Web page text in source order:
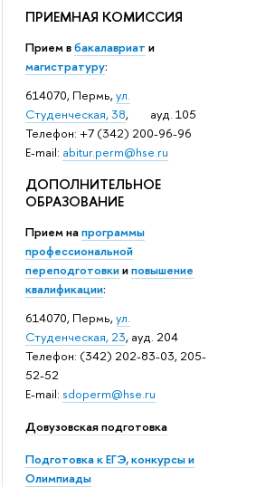
ПРИЕМНАЯ КОМИССИЯ
Прием вбакалавриат и
магистратуру:
614070, Пермь,ул.
Студенческая, 38, ауд. 105
Телефон: +7 (342) 200-96-96
E-mail: abitur.perm@hse.ru
ДОПОЛНИТЕЛЬНОЕ
ОБРАЗОВАНИЕ
Прием напрограммы
профессиональной
переподготовкииповышение
квалификации:
614070, Пермь,ул.
Студенческая, 23, ауд. 204
Телефон: (342) 202-83-03, 205-
52-52
E-mail: sdoperm@hse.ru
Довузовская подготовка
Подготовка к ЕГЭ, конкурсы и
Олимпиады